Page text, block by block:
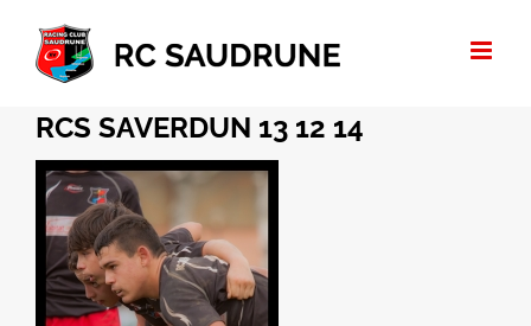
Passer
contenu
RCS SAVERDUN 13 12 14